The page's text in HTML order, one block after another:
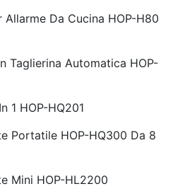
Allarme Da Cucina HOP-H80
Taglierina Automatica HOP-
1 HOP-HQ201
Portatile HOP-HQ300 Da 8
Mini HOP-HL2200